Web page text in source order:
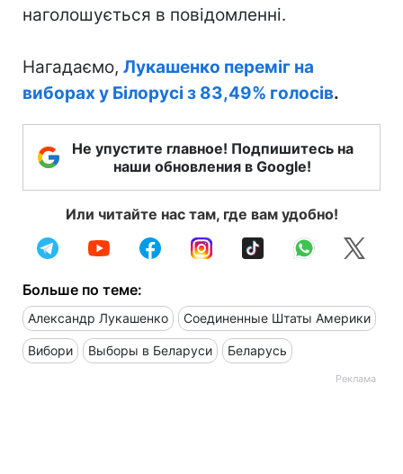
наголошується в повідомленні.
Нагадаємо, Лукашенко переміг на
виборах у Білорусі з 83,49% голосів.
Не упустите главное! Подпишитесь на
наши обновления в Google!
Или читайте нас там, где вам удобно!
Больше по теме:
Александр Лукашенко Соединенные Штаты Америки
Вибори Выборы в Беларуси Беларусь